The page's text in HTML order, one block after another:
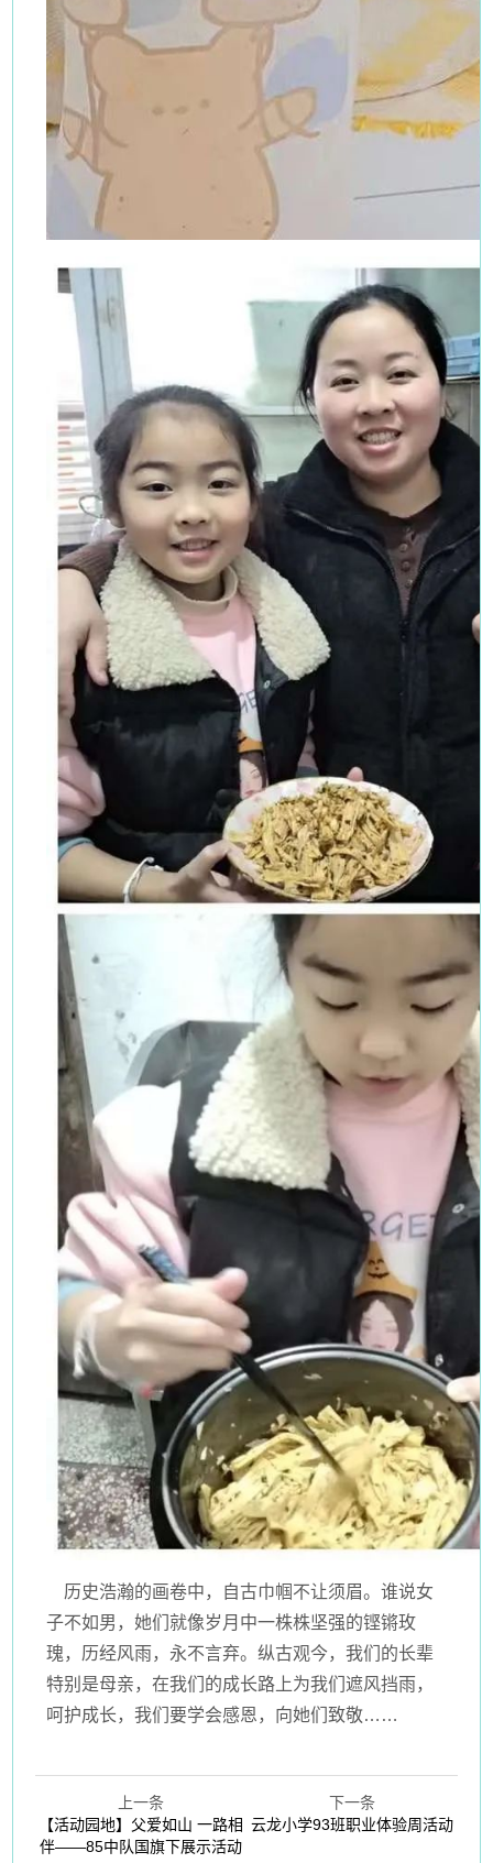
历史浩瀚的画卷中，自古巾帼不让须眉。谁说女
子不如男，她们就像岁月中一株株坚强的铿锵玫
瑰，历经风雨，永不言弃。纵古观今，我们的长辈
特别是母亲，在我们的成长路上为我们遮风挡雨，
呵护成长，我们要学会感恩，向她们致敬……
上一条
【活动园地】父爱如山 一路相
伴——85中队国旗下展示活动
下一条
云龙小学93班职业体验周活动